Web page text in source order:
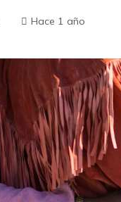
Hace 1 año